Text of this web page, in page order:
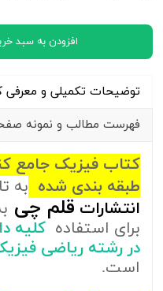
افزودن به سبد
توضیحات تکمیلی و معرفی
فهرست مطالب و نمونه
طبقه بندی شده به
انتشارات قلم چی
برای استفاده کلیه
در رشته ریاضی
است.